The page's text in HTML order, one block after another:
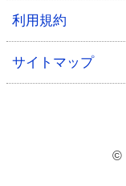
利用規約
サイトマップ
©